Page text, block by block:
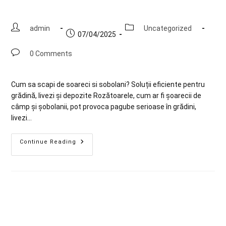
admin
07/04/2025
Uncategorized
0 Comments
Cum sa scapi de soareci si sobolani? Soluții eficiente pentru
grădină, livezi și depozite Rozătoarele, cum ar fi șoarecii de
câmp și șobolanii, pot provoca pagube serioase în grădini,
livezi…
Continue Reading